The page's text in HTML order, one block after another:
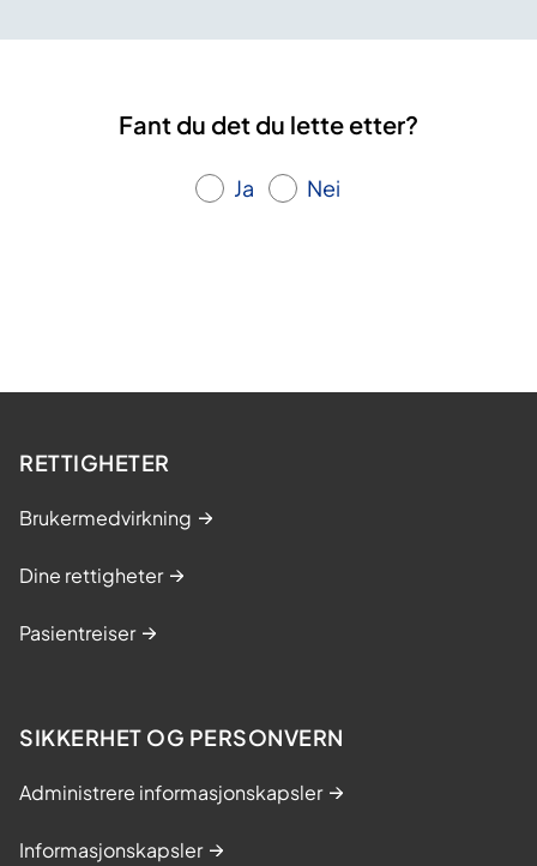
Fant du det du lette etter?
Ja Nei
RETTIGHETER
Brukermedvirkning
Dine rettigheter
Pasientreiser
SIKKERHET OG PERSONVERN
Administrere informasjonskapsler
Informasjonskapsler